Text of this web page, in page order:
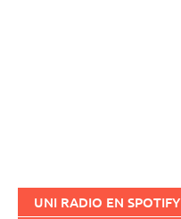
UNI RADIO EN SPOTIFY